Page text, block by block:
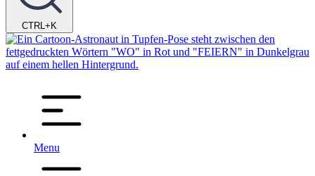
CTRL+K
Menu